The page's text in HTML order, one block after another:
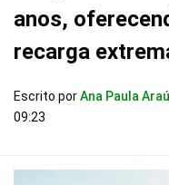
anos,
recarga
Escrito porAna Paula
09:23